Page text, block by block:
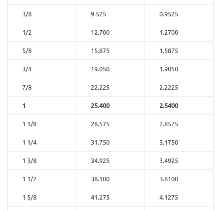
3/8 9.525 0.9525
1/2 12.700 1.2700
5/8 15.875 1.5875
3/4 19.050 1.9050
7/8 22.225 2.2225
1 25.400 2.5400
1 1/8 28.575 2.8575
1 1/4 31.750 3.1750
1 3/8 34.925 3.4925
1 1/2 38.100 3.8100
1 5/8 41.275 4.1275